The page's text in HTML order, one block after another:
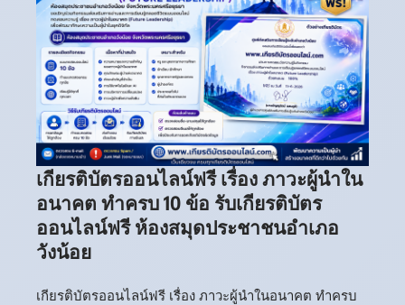
เกียรติบัตรออนไลน์ฟรี เรื่อง ภาวะผู้นำใน
อนาคต ทำครบ 10 ข้อ รับเกียรติบัตร
ออนไลน์ฟรี ห้องสมุดประชาชนอำเภอ
วังน้อย
เกียรติบัตรออนไลน์ฟรี เรื่อง ภาวะผู้นำในอนาคต ทำครบ